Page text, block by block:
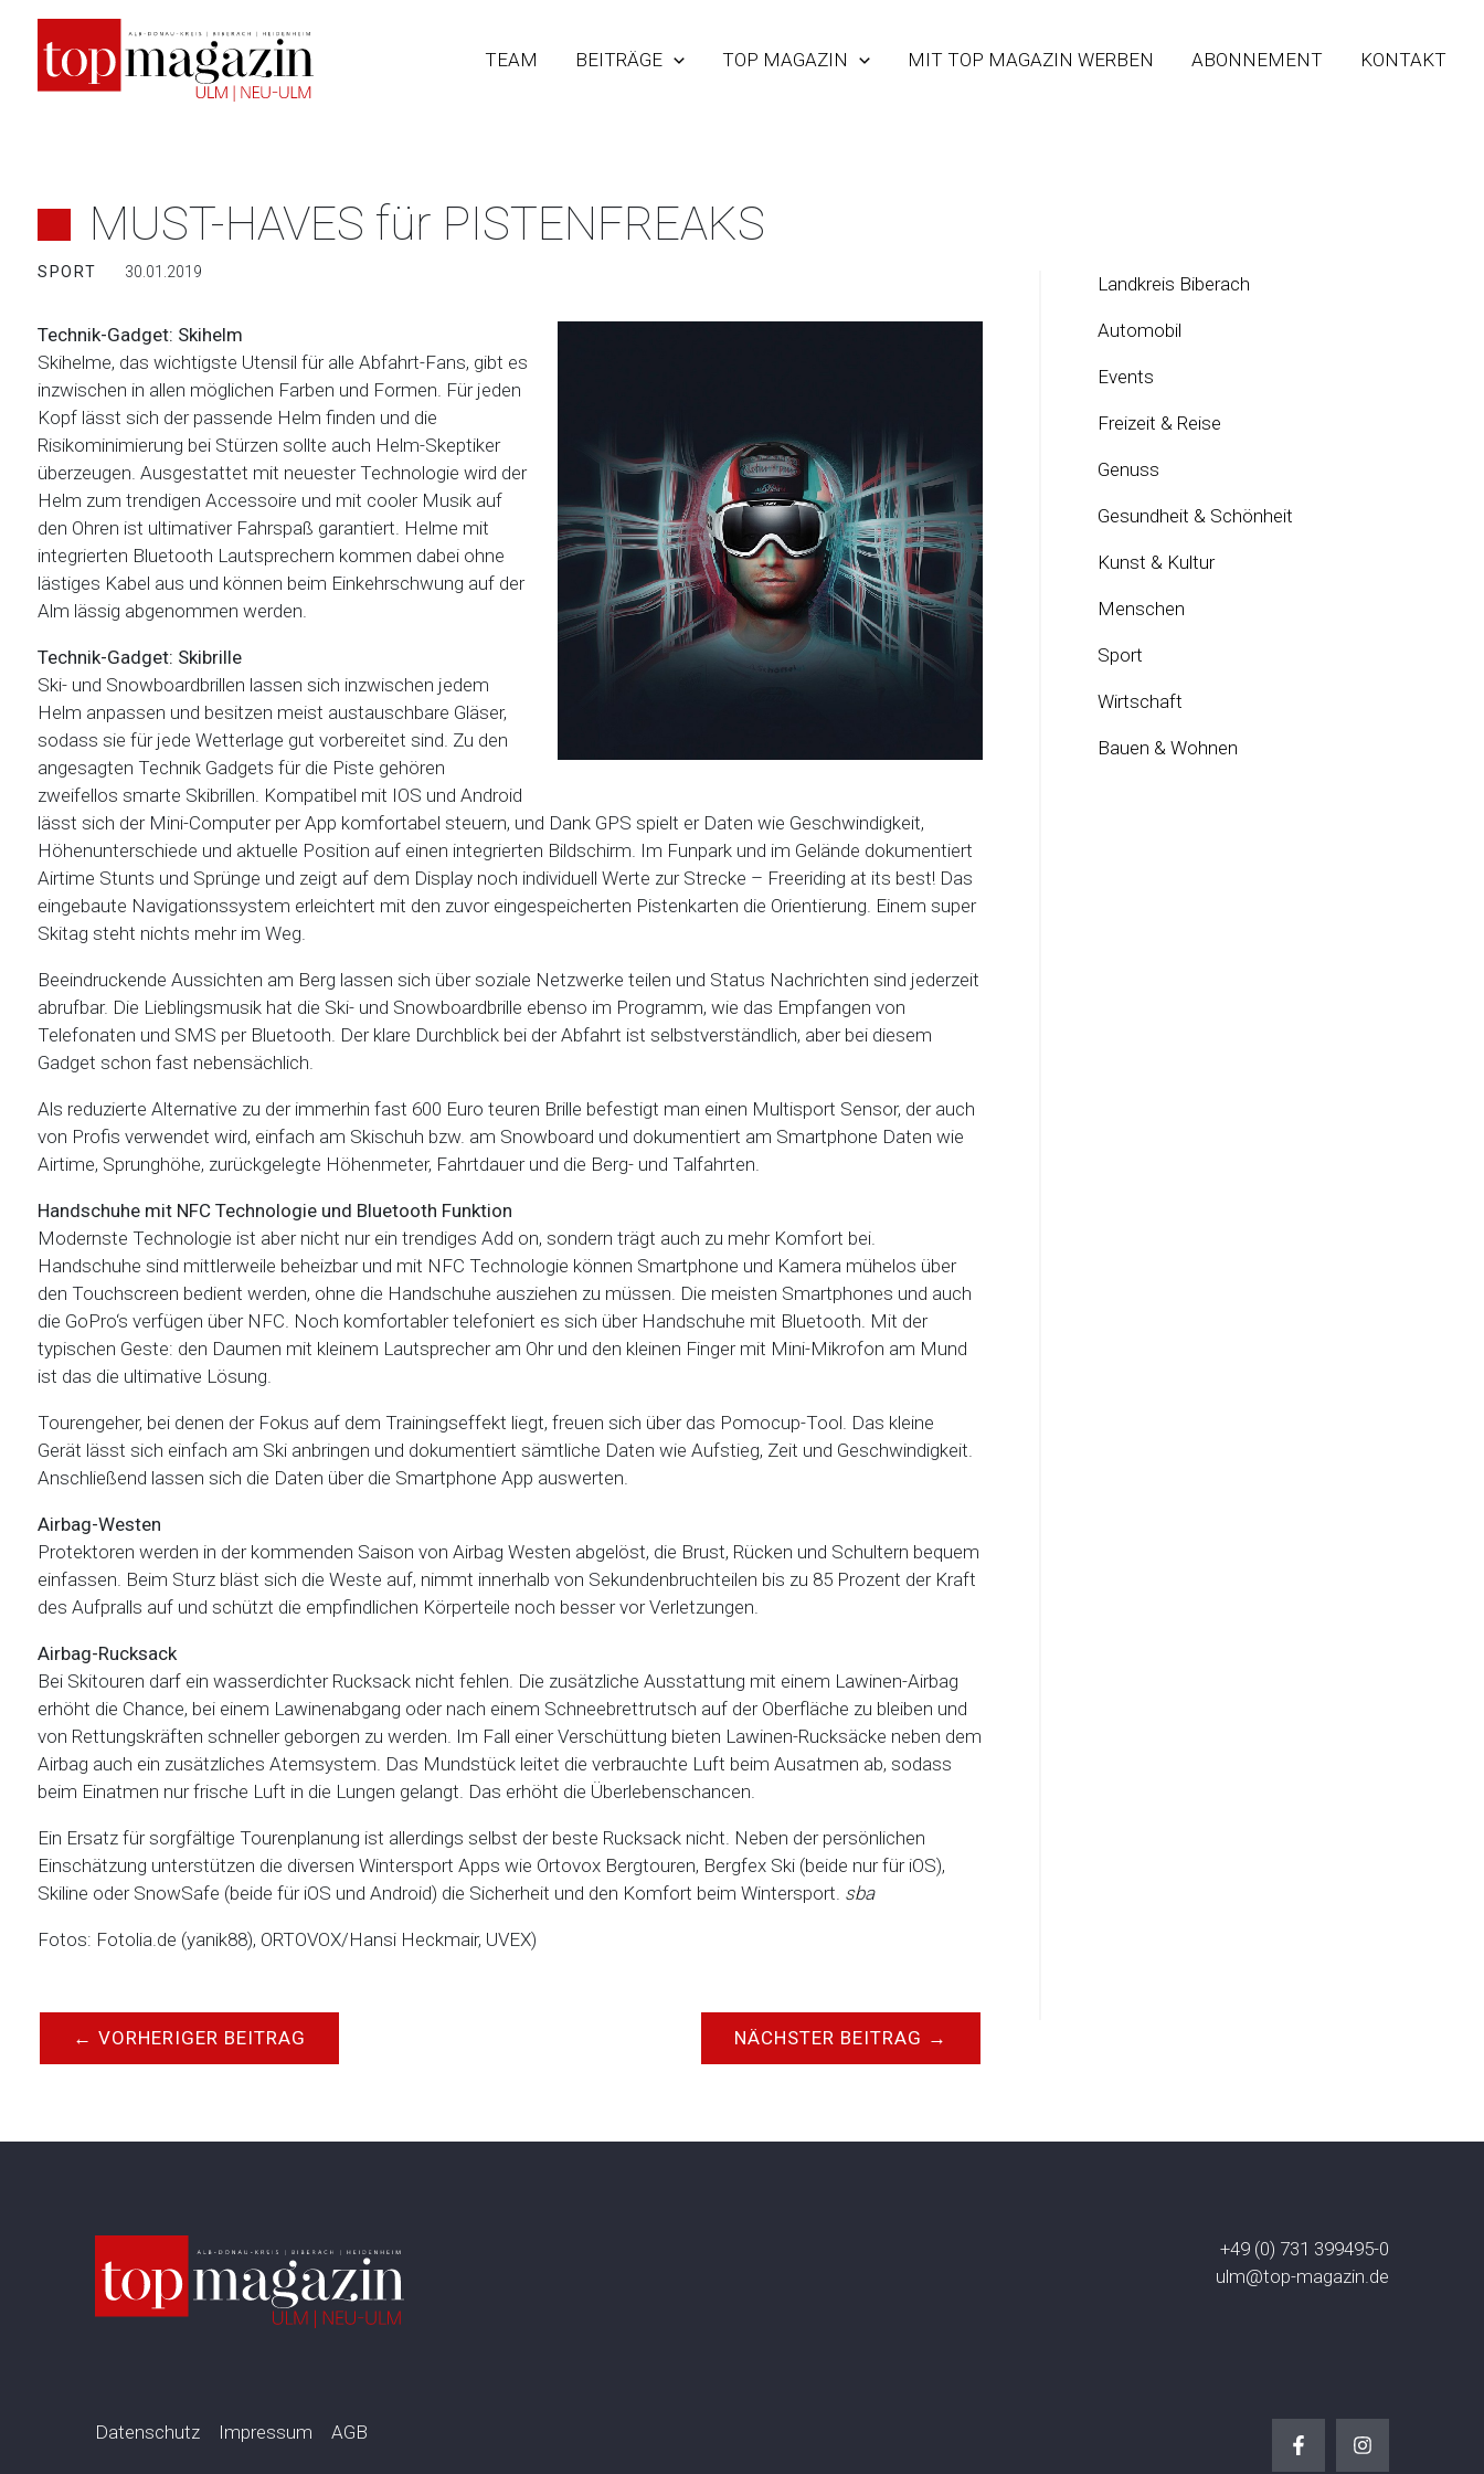
springen
TEAM BEITRÄGE TOP MAGAZIN MIT TOP MAGAZIN WERBEN ABONNEMENT KONTAKT
MUST-HAVES für PISTENFREAKS
SPORT 30.01.2019
Technik-Gadget: Skihelm
Skihelme, das wichtigste Utensil für alle Abfahrt-Fans, gibt es
inzwischen in allen möglichen Farben und Formen. Für jeden
Kopf lässt sich der passende Helm finden und die
Risikominimierung bei Stürzen sollte auch Helm-Skeptiker
überzeugen. Ausgestattet mit neuester Technologie wird der
Helm zum trendigen Accessoire und mit cooler Musik auf
den Ohren ist ultimativer Fahrspaß garantiert. Helme mit
integrierten Bluetooth Lautsprechern kommen dabei ohne
lästiges Kabel aus und können beim Einkehrschwung auf der
Alm lässig abgenommen werden.
Technik-Gadget: Skibrille
Ski- und Snowboardbrillen lassen sich inzwischen jedem
Helm anpassen und besitzen meist austauschbare Gläser,
sodass sie für jede Wetterlage gut vorbereitet sind. Zu den
angesagten Technik Gadgets für die Piste gehören
zweifellos smarte Skibrillen. Kompatibel mit IOS und Android
lässt sich der Mini-Computer per App komfortabel steuern, und Dank GPS spielt er Daten wie Geschwindigkeit,
Höhenunterschiede und aktuelle Position auf einen integrierten Bildschirm. Im Funpark und im Gelände dokumentiert
Airtime Stunts und Sprünge und zeigt auf dem Display noch individuell Werte zur Strecke – Freeriding at its best! Das
eingebaute Navigationssystem erleichtert mit den zuvor eingespeicherten Pistenkarten die Orientierung. Einem super
Skitag steht nichts mehr im Weg.
Beeindruckende Aussichten am Berg lassen sich über soziale Netzwerke teilen und Status Nachrichten sind jederzeit
abrufbar. Die Lieblingsmusik hat die Ski- und Snowboardbrille ebenso im Programm, wie das Empfangen von
Telefonaten und SMS per Bluetooth. Der klare Durchblick bei der Abfahrt ist selbstverständlich, aber bei diesem
Gadget schon fast nebensächlich.
Als reduzierte Alternative zu der immerhin fast 600 Euro teuren Brille befestigt man einen Multisport Sensor, der auch
von Profis verwendet wird, einfach am Skischuh bzw. am Snowboard und dokumentiert am Smartphone Daten wie
Airtime, Sprunghöhe, zurückgelegte Höhenmeter, Fahrtdauer und die Berg- und Talfahrten.
Handschuhe mit NFC Technologie und Bluetooth Funktion
Modernste Technologie ist aber nicht nur ein trendiges Add on, sondern trägt auch zu mehr Komfort bei.
Handschuhe sind mittlerweile beheizbar und mit NFC Technologie können Smartphone und Kamera mühelos über
den Touchscreen bedient werden, ohne die Handschuhe ausziehen zu müssen. Die meisten Smartphones und auch
die GoPro‘s verfügen über NFC. Noch komfortabler telefoniert es sich über Handschuhe mit Bluetooth. Mit der
typischen Geste: den Daumen mit kleinem Lautsprecher am Ohr und den kleinen Finger mit Mini-Mikrofon am Mund
ist das die ultimative Lösung.
Tourengeher, bei denen der Fokus auf dem Trainingseffekt liegt, freuen sich über das Pomocup-Tool. Das kleine
Gerät lässt sich einfach am Ski anbringen und dokumentiert sämtliche Daten wie Aufstieg, Zeit und Geschwindigkeit.
Anschließend lassen sich die Daten über die Smartphone App auswerten.
Airbag-Westen
Protektoren werden in der kommenden Saison von Airbag Westen abgelöst, die Brust, Rücken und Schultern bequem
einfassen. Beim Sturz bläst sich die Weste auf, nimmt innerhalb von Sekundenbruchteilen bis zu 85 Prozent der Kraft
des Aufpralls auf und schützt die empfindlichen Körperteile noch besser vor Verletzungen.
Airbag-Rucksack
Bei Skitouren darf ein wasserdichter Rucksack nicht fehlen. Die zusätzliche Ausstattung mit einem Lawinen-Airbag
erhöht die Chance, bei einem Lawinenabgang oder nach einem Schneebrettrutsch auf der Oberfläche zu bleiben und
von Rettungskräften schneller geborgen zu werden. Im Fall einer Verschüttung bieten Lawinen-Rucksäcke neben dem
Airbag auch ein zusätzliches Atemsystem. Das Mundstück leitet die verbrauchte Luft beim Ausatmen ab, sodass
beim Einatmen nur frische Luft in die Lungen gelangt. Das erhöht die Überlebenschancen.
Ein Ersatz für sorgfältige Tourenplanung ist allerdings selbst der beste Rucksack nicht. Neben der persönlichen
Einschätzung unterstützen die diversen Wintersport Apps wie Ortovox Bergtouren, Bergfex Ski (beide nur für iOS),
Skiline oder SnowSafe (beide für iOS und Android) die Sicherheit und den Komfort beim Wintersport. sba
Fotos: Fotolia.de (yanik88), ORTOVOX/Hansi Heckmair, UVEX)
← VORHERIGER BEITRAG NÄCHSTER BEITRAG →
Landkreis Biberach
Automobil
Events
Freizeit & Reise
Genuss
Gesundheit & Schönheit
Kunst & Kultur
Menschen
Sport
Wirtschaft
Bauen & Wohnen
+49 (0) 731 399495-0
ulm@top-magazin.de
Datenschutz Impressum AGB